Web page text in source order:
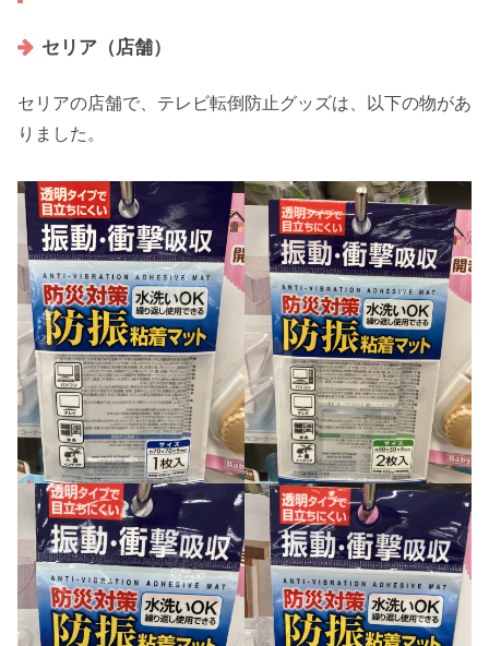
セリア（店舗）
セリアの店舗で、テレビ転倒防止グッズは、以下の物があ
りました。